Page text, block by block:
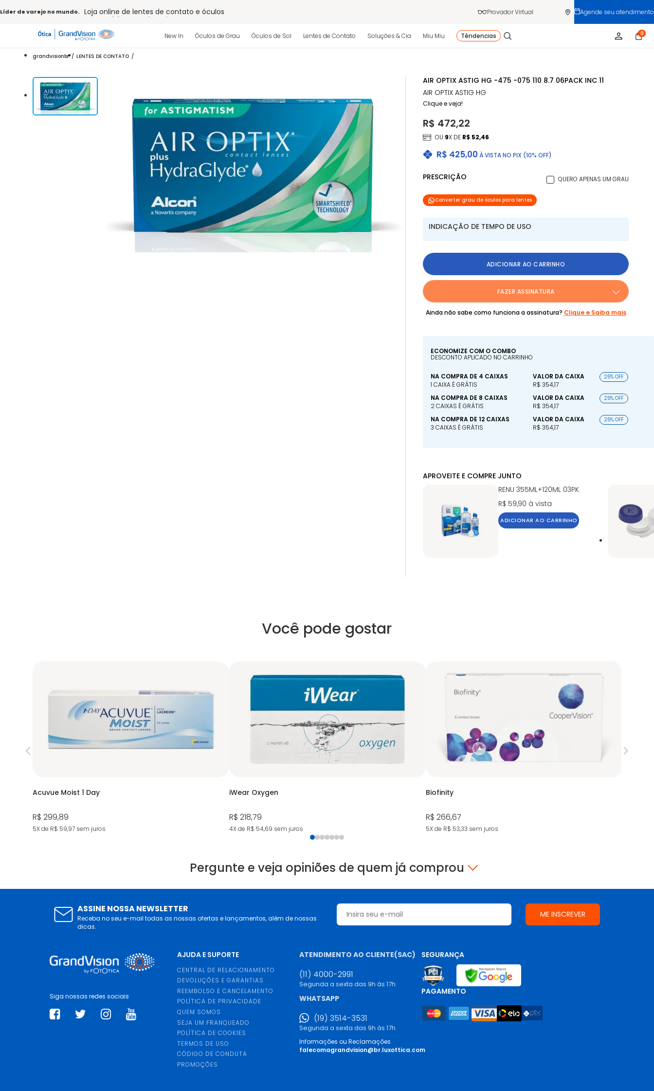
Líder de varejo no mundo.
Loja online de lentes de contato e óculos
Frete grátis em todo o site
10% off pagamento
Entrega para todo Brasil
15% Off na primeira compra (Consulte regulamento)
32% off no combo - cons. reg.
Provador Virtual Agende seu atendimento
New In Óculos de Grau Óculos de Sol Lentes de Contato Soluções & Cia Miu Miu Têndencias 0
grandvisionbr LENTES DE CONTATO
AIR OPTIX ASTIG HG -475 -075 110 8.7 06PACK INC 11
AIR OPTIX ASTIG HG
Clique e veja!
R$ 425,00 À VISTA NO PIX (10% OFF)
R$ 472,22
OU 9X DE R$ 52,46
PRESCRIÇÃO QUERO APENAS UM GRAU
Converter grau de óculos para lentes
INDICAÇÃO DE TEMPO DE USO
ADICIONAR AO CARRINHO
FAZER ASSINATURA
Ainda não sabe como funciona a assinatura? Clique e Saiba mais
ECONOMIZE COM O COMBO
DESCONTO APLICADO NO CARRINHO
NA COMPRA DE 4 CAIXAS
1 CAIXA É GRÁTIS
VALOR DA CAIXA
R$ 354,17
25% OFF
NA COMPRA DE 8 CAIXAS
2 CAIXAS É GRÁTIS
VALOR DA CAIXA
R$ 354,17
25% OFF
NA COMPRA DE 12 CAIXAS
3 CAIXAS É GRÁTIS
VALOR DA CAIXA
R$ 354,17
25% OFF
APROVEITE E COMPRE JUNTO
RENU 355ML+120ML 03PK
R$ 59,90 à vista
ADICIONAR AO CARRINHO
Você pode gostar
Acuvue Moist 1 Day
R$ 299,89
5X de R$ 59,97 sem juros
iWear Oxygen
R$ 218,79
4X de R$ 54,69 sem juros
Biofinity
R$ 266,67
5X de R$ 53,33 sem juros
Pergunte e veja opiniões de quem já comprou
ASSINE NOSSA NEWSLETTER
Receba no seu e-mail todas as nossas ofertas e lançamentos, além de nossas
dicas.
Siga nossas redes sociais
AJUDA E SUPORTE
CENTRAL DE RELACIONAMENTO
DEVOLUÇÕES E GARANTIAS
REEMBOLSO E CANCELAMENTO
POLÍTICA DE PRIVACIDADE
QUEM SOMOS
SEJA UM FRANQUEADO
POLÍTICA DE COOKIES
TERMOS DE USO
CÓDIGO DE CONDUTA
PROMOÇÕES
ATENDIMENTO AO CLIENTE(SAC)
(11) 4000-2991
Segunda a sexta das 9h às 17h
WHATSAPP
(19) 3514-3531
Segunda a sexta das 9h às 17h
Informações ou Reclamações
falecomagrandvision@br.luxottica.com
SEGURANÇA
PAGAMENTO